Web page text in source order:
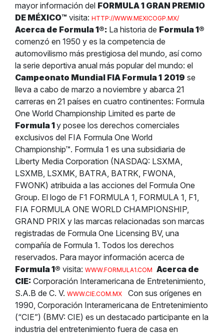
mayor información del FORMULA 1 GRAN PREMIO
DE MÉXICO™ visita: HTTP://WWW.MEXICOGP.MX/
Acerca de Formula 1®: La historia de Formula 1®
comenzó en 1950 y es la competencia de
automovilismo más prestigiosa del mundo, así como
la serie deportiva anual más popular del mundo: el
Campeonato Mundial FIA Formula 1 2019 se
lleva a cabo de marzo a noviembre y abarca 21
carreras en 21 países en cuatro continentes: Formula
One World Championship Limited es parte de
Formula 1y posee los derechos comerciales
exclusivos del FIA Formula One World
Championship™. Formula 1 es una subsidiaria de
Liberty Media Corporation (NASDAQ: LSXMA,
LSXMB, LSXMK, BATRA, BATRK, FWONA,
FWONK) atribuida a las acciones del Formula One
Group. El logo de F1 FORMULA 1, FORMULA 1, F1,
FIA FORMULA ONE WORLD CHAMPIONSHIP,
GRAND PRIX y las marcas relacionadas son marcas
registradas de Formula One Licensing BV, una
compañía de Formula 1. Todos los derechos
reservados. Para mayor información acerca de
Formula 1® visita: WWW.FORMULA1.COM Acerca de
CIE: Corporación Interamericana de Entretenimiento,
S.A.B de C. V. WWW.CIE.COM.MX
Con sus orígenes en
1990, Corporación Interamericana de Entretenimiento
(“CIE”) (BMV: CIE) es un destacado participante en la
industria del entretenimiento fuera de casa en